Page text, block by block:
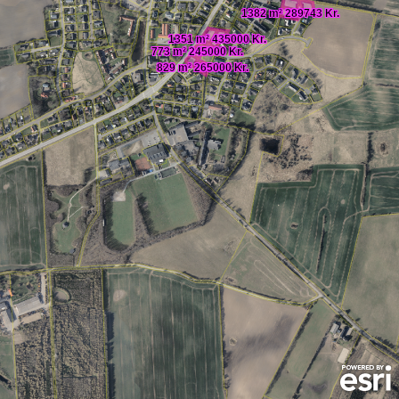
829 m² 265000 Kr.
773 m² 245000 Kr.
1382 m² 289743 Kr.
1351 m² 435000 Kr.